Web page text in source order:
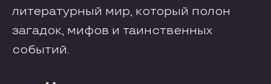
литературный мир, который полон
загадок, мифов и таинственных
событий.